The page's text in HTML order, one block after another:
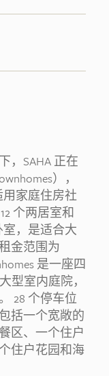
，SAHA 正在
），
用家庭住房社
个两居室和
室，是适合大
金范围为
是一座四
型室内庭院，
28 个停车位
括一个宽敞的
区、一个住户
住户花园和海